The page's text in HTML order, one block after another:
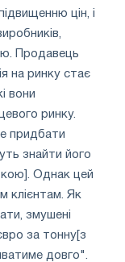
цін, і
Продавець
на ринку стає
вони
ринку.
придбати
знайти його
Однак цей
клієнтам. Як
змушені
за тонну[з
довго".